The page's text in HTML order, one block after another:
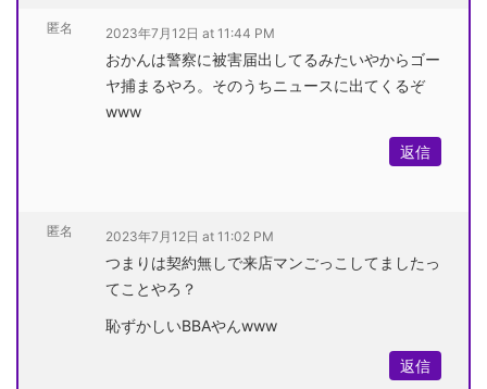
匿名 2023年7月12日 at 11:44 PM
おかんは警察に被害届出してるみたいやからゴー
ヤ捕まるやろ。そのうちニュースに出てくるぞ
www
返信
匿名 2023年7月12日 at 11:02 PM
つまりは契約無しで来店マンごっこしてましたっ
てことやろ？
恥ずかしいBBAやんwww
返信